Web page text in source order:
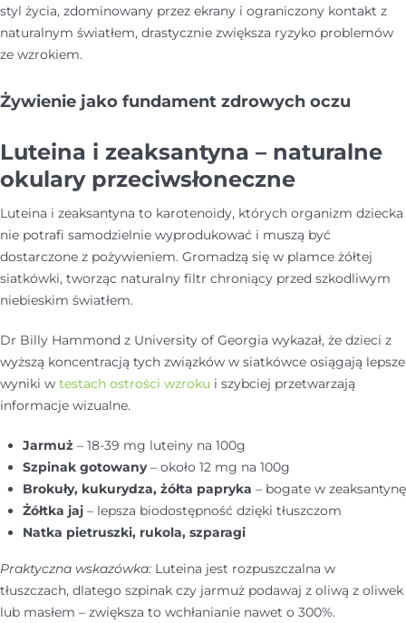
styl życia, zdominowany przez ekrany i ograniczony kontakt z
naturalnym światłem, drastycznie zwiększa ryzyko problemów
ze wzrokiem.
Żywienie jako fundament zdrowych oczu
Luteina i zeaksantyna – naturalne
okulary przeciwsłoneczne
Luteina i zeaksantyna to karotenoidy, których organizm dziecka
nie potrafi samodzielnie wyprodukować i muszą być
dostarczone z pożywieniem. Gromadzą się w plamce żółtej
siatkówki, tworząc naturalny filtr chroniący przed szkodliwym
niebieskim światłem.
Dr Billy Hammond z University of Georgia wykazał, że dzieci z
wyższą koncentracją tych związków w siatkówce osiągają lepsze
wyniki w testach ostrości wzroku i szybciej przetwarzają
informacje wizualne.
Jarmuż – 18-39 mg luteiny na 100g
Szpinak gotowany– około 12 mg na 100g
Brokuły, kukurydza, żółta papryka – bogate w zeaksantynę
Żółtka jaj – lepsza biodostępność dzięki tłuszczom
Natka pietruszki, rukola, szparagi
Praktyczna wskazówka: Luteina jest rozpuszczalna w
tłuszczach, dlatego szpinak czy jarmuż podawaj z oliwą z oliwek
lub masłem – zwiększa to wchłanianie nawet o 300%.